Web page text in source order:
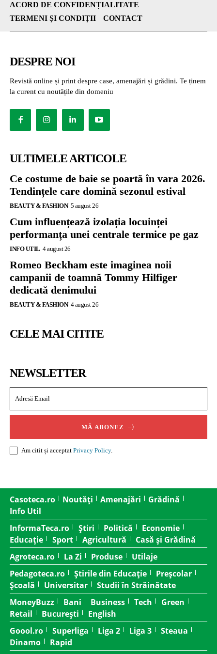
ACORD DE CONFIDENȚIALITATE
TERMENI ȘI CONDIȚII
CONTACT
DESPRE NOI
Revistă online și print despre case, amenajări și grădini. Te ținem
la curent cu noutățile din domeniu
ULTIMELE ARTICOLE
Ce costume de baie se poartă în vara 2026.
Tendințele care domină sezonul estival
BEAUTY & FASHION 5 august 26
Cum influențează izolația locuinței
performanța unei centrale termice pe gaz
INFO UTIL 4 august 26
Romeo Beckham este imaginea noii
campanii de toamnă Tommy Hilfiger
dedicată denimului
BEAUTY & FASHION 4 august 26
CELE MAI CITITE
NEWSLETTER
MĂ ABONEZ
Am citit și acceptat Privacy Policy.
Casoteca.ro Noutăți Amenajări
Grădină
Info Util
InformaTeca.ro
Știri Politică
Economie
Educație
Sport Agricultură
Casă și Grădină
Agroteca.ro
La Zi Produse
Utilaje
Pedagoteca.ro
Știrile din Educație
Preșcolar
Școală
Universitar
Studii în Străinătate
MoneyBuzz
Bani Business Tech
Green
Retail
București
English
Goool.ro
Superliga Liga 2 Liga 3
Steaua
Dinamo
Rapid